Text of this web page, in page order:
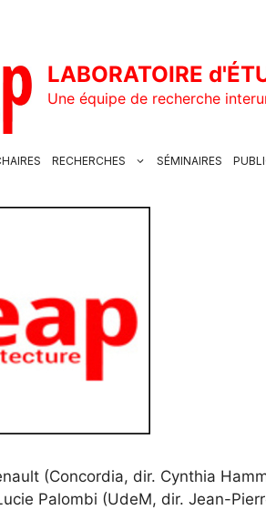
LABORATOIRE
Une équipe de recherche
RECHERCHES SÉMINAIRES
(Concordia, dir. Cynthia
Palombi (UdeM, dir. Jean-